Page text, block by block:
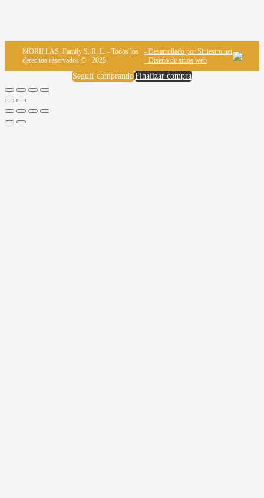
MORILLAS, Family S. R. L. - Todos los
derechos reservados © - 2025
- Desarrollado por Siniestro.net
- Diseño de sitios web
Finalizar compra
Seguir comprando